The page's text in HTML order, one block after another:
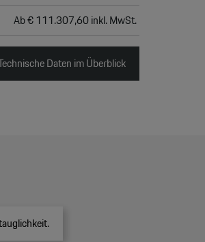
Ab € 111.307,60 inkl. MwSt.
Daten im Überblick